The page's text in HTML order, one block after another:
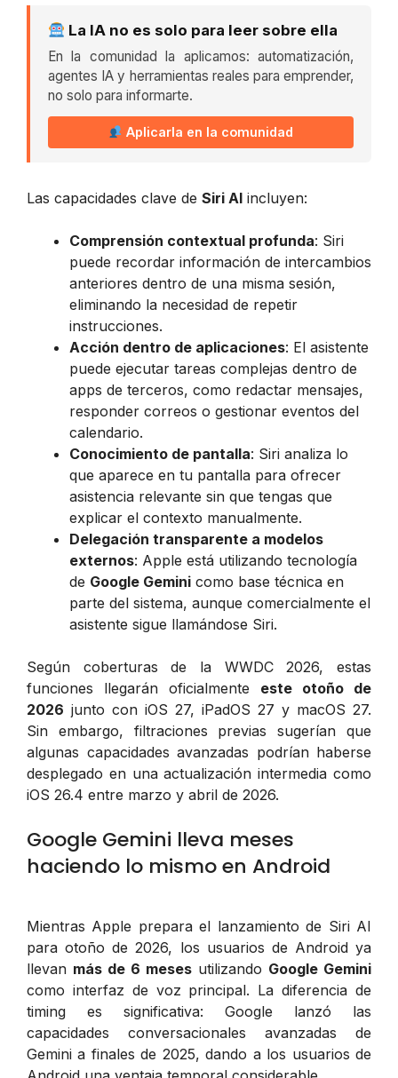
La IA no es solo para leer sobre ella
En la comunidad la aplicamos: automatización,
agentes IA y herramientas reales para emprender,
no solo para informarte.
Aplicarla en la comunidad
Las capacidades clave de Siri AI incluyen:
Comprensión contextual profunda: Siri
puede recordar información de intercambios
anteriores dentro de una misma sesión,
eliminando la necesidad de repetir
instrucciones.
Acción dentro de aplicaciones: El asistente
puede ejecutar tareas complejas dentro de
apps de terceros, como redactar mensajes,
responder correos o gestionar eventos del
calendario.
Conocimiento de pantalla: Siri analiza lo
que aparece en tu pantalla para ofrecer
asistencia relevante sin que tengas que
explicar el contexto manualmente.
Delegación transparente a modelos
externos: Apple está utilizando tecnología
de Google Gemini como base técnica en
parte del sistema, aunque comercialmente el
asistente sigue llamándose Siri.
Según coberturas de la WWDC 2026, estas
funciones llegarán oficialmente este otoño de
2026 junto con iOS 27, iPadOS 27 y macOS 27.
Sin embargo, filtraciones previas sugerían que
algunas capacidades avanzadas podrían haberse
desplegado en una actualización intermedia como
iOS 26.4 entre marzo y abril de 2026.
Google Gemini lleva meses
haciendo lo mismo en Android
Mientras Apple prepara el lanzamiento de Siri AI
para otoño de 2026, los usuarios de Android ya
llevan más de 6 meses utilizando Google Gemini
como interfaz de voz principal. La diferencia de
timing es significativa: Google lanzó las
capacidades conversacionales avanzadas de
Gemini a finales de 2025, dando a los usuarios de